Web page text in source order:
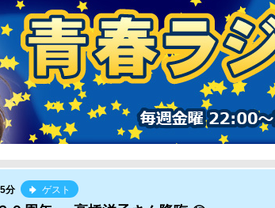
分 ゲスト